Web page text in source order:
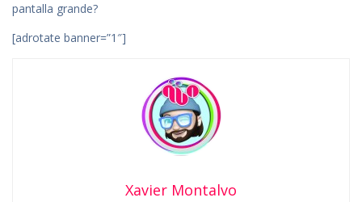
pantalla grande?
[adrotate banner=”1″]
Xavier Montalvo